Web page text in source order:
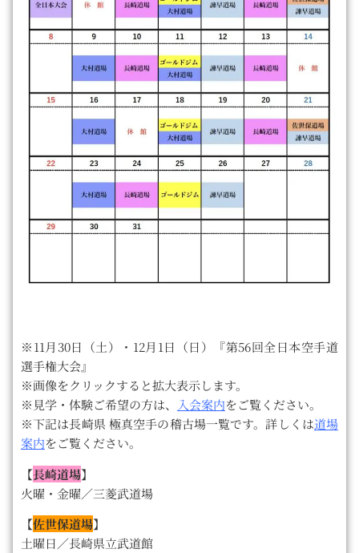
※11月30日（土）・12月1日（日）『第56回全日本空手道
選手権大会』
※画像をクリックすると拡大表示します。
※見学・体験ご希望の方は、 入会案内をご覧ください。
※下記は長崎県 極真空手の稽古場一覧です。詳しくは道場
案内をご覧ください。
【長崎道場】
火曜・金曜／三菱武道場
【佐世保道場】
土曜日／長崎県立武道館